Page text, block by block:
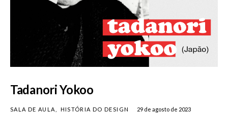
Tadanori Yokoo
SALA DE AULA HISTÓRIA DO DESIGN
29 de agosto de 2023